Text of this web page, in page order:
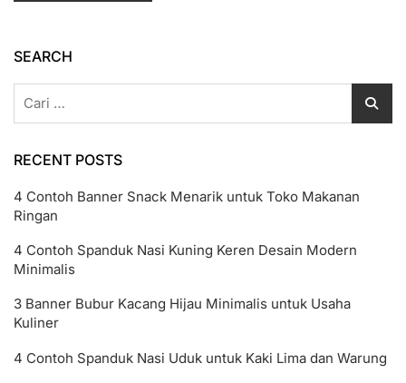
SEARCH
RECENT POSTS
4 Contoh Banner Snack Menarik untuk Toko Makanan
Ringan
4 Contoh Spanduk Nasi Kuning Keren Desain Modern
Minimalis
3 Banner Bubur Kacang Hijau Minimalis untuk Usaha
Kuliner
4 Contoh Spanduk Nasi Uduk untuk Kaki Lima dan Warung